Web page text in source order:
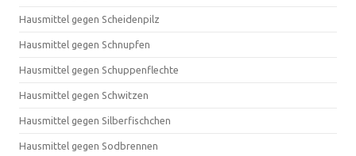
Hausmittel gegen Scheidenpilz
Hausmittel gegen Schnupfen
Hausmittel gegen Schuppenflechte
Hausmittel gegen Schwitzen
Hausmittel gegen Silberfischchen
Hausmittel gegen Sodbrennen